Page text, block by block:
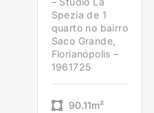
Spezia de 1
quarto no bairro
Saco Grande,
Florianópolis –
1961725
90.11m²